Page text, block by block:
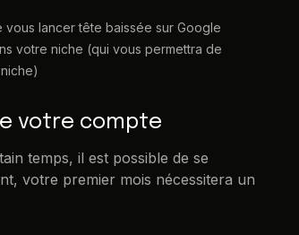
lancer tête baissée sur Google
votre niche (qui vous permettra de
votre compte
temps, il est possible de se
votre premier mois nécessitera un